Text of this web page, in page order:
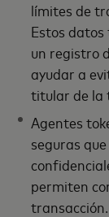
límites de
Estos
un registro
ayudar a
titular de la
Agentes
seguras
permiten
transacción.